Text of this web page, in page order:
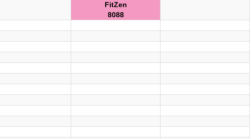
FitZen
8088